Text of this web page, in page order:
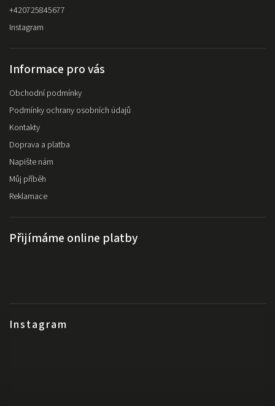
Instagram
+420725845677
Instagram
Informace pro vás
Obchodní podmínky
Podmínky ochrany osobních údajů
Kontakty
Doprava a platba
Napište nám
Můj příběh
Reklamace
Přijímáme online platby